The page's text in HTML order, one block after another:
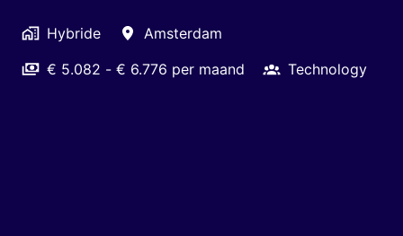
Hybride
Amsterdam
€ 5.082 - € 6.776 per maand
Technology